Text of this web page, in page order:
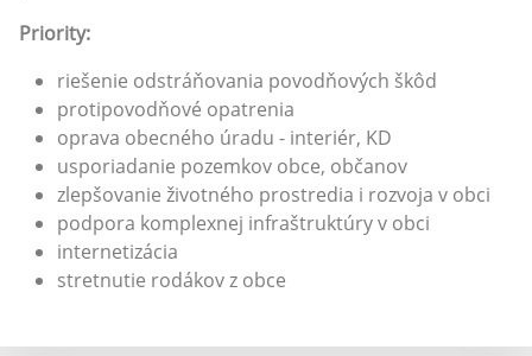
Priority:
riešenie odstráňovania povodňových škôd
protipovodňové opatrenia
oprava obecného úradu - interiér, KD
usporiadanie pozemkov obce, občanov
zlepšovanie životného prostredia i rozvoja v obci
podpora komplexnej infraštruktúry v obci
internetizácia
stretnutie rodákov z obce